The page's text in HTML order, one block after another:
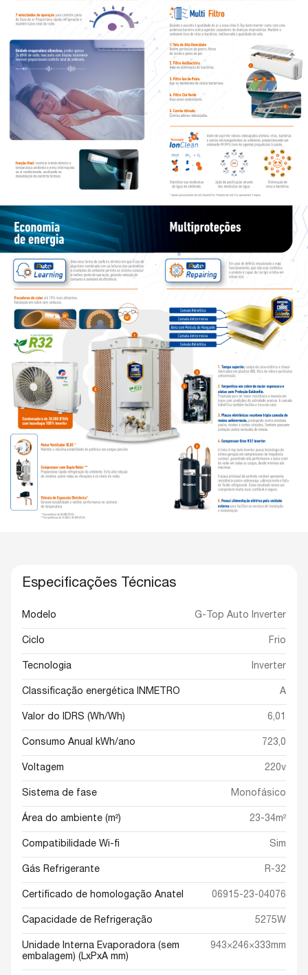
Especificações Técnicas
Modelo G-Top Auto Inverter
Ciclo Frio
Tecnologia Inverter
Classificação energética INMETRO A
Valor do IDRS (Wh/Wh) 6,01
Consumo Anual kWh/ano 723,0
Voltagem 220v
Sistema de fase Monofásico
Área do ambiente (m²) 23-34m²
Compatibilidade Wi-fi Sim
Gás Refrigerante R-32
Certificado de homologação Anatel 06915-23-04076
Capacidade de Refrigeração 5275W
Unidade Interna Evaporadora (sem
embalagem) (LxPxA mm)
943×246×333mm